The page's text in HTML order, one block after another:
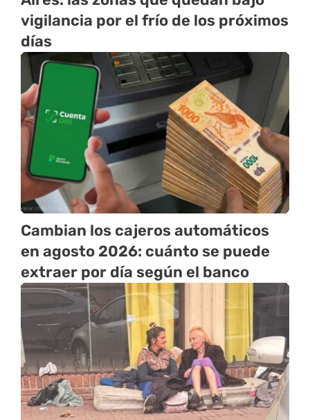
vigilancia por el frío de los próximos
días
Cambian los cajeros automáticos
en agosto 2026: cuánto se puede
extraer por día según el banco